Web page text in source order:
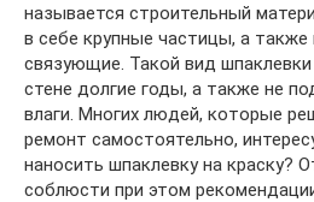
называется строительный
в себе крупные частицы, а также
связующие. Такой вид
стене долгие годы, а также не
влаги. Многих людей, которые
ремонт самостоятельно,
наносить шпаклевку на краску?
соблюсти при этом